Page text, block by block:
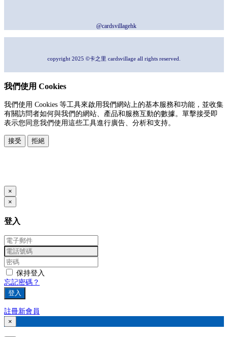
@cardsvillagehk
copyright 2025 ©卡之里 cardsvillage all rights reserved.
我們使用 Cookies
我們使用 Cookies 等工具來啟用我們網站上的基本服務和功能，並收集
有關訪問者如何與我們的網站、產品和服務互動的數據。單擊接受即
表示您同意我們使用這些工具進行廣告、分析和支持。
接受 拒絕
×
×
登入
保持登入
忘記密碼？
登入
註冊新會員
×